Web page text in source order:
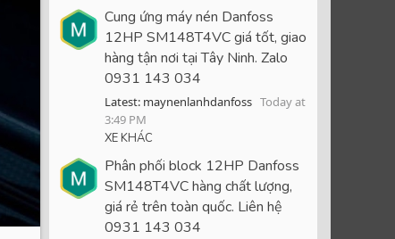
Cung ứng máy nén Danfoss
12HP SM148T4VC giá tốt, giao
hàng tận nơi tại Tây Ninh. Zalo
0931 143 034
Latest: maynenlanhdanfoss Today at
3:49 PM
XE KHÁC
Phân phối block 12HP Danfoss
SM148T4VC hàng chất lượng,
giá rẻ trên toàn quốc. Liên hệ
0931 143 034